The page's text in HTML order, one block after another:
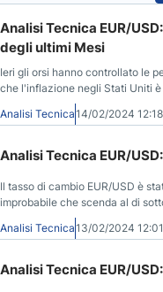
Analisi Tecnica EUR/
degli ultimi Mesi
Ieri gli orsi hanno controllato le
che l'inflazione negli Stati Uniti
Analisi Tecnica14/02/2024
Analisi Tecnica EUR/
Il tasso di cambio EUR/USD è
improbabile che scenda al di
aspettano i dati USA.
Analisi Tecnica13/02/2024
Analisi Tecnica EUR/